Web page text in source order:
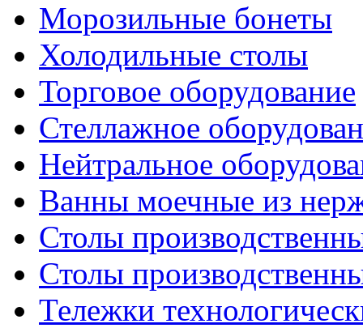
Морозильные бонеты
Холодильные столы
Торговое оборудование
Стеллажное
Нейтральное
Ванны моечные из
Столы
Столы
Тележки